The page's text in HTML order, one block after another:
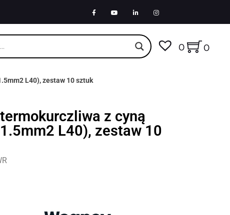
0 0
L40), zestaw 10 sztuk
z cyną
L40), zestaw 10